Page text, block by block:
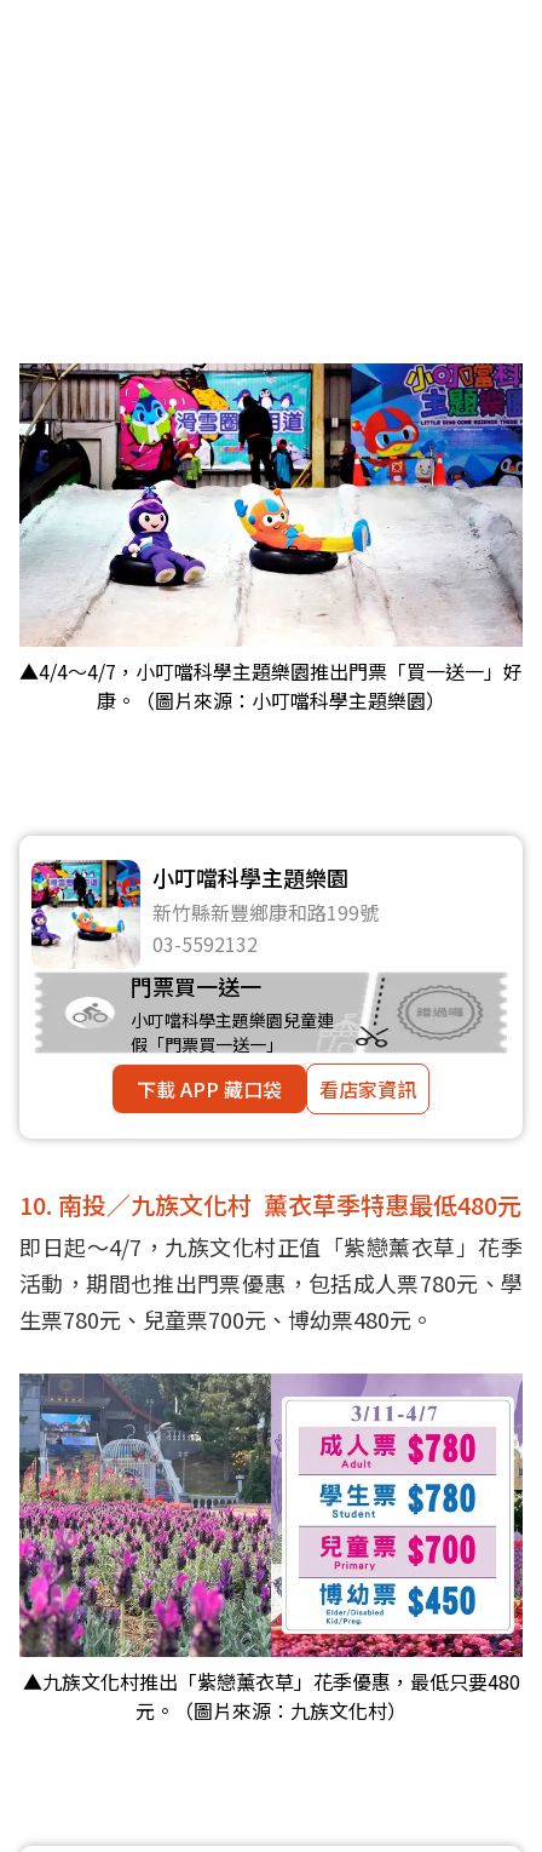
▲4/4～4/7，小叮噹科學主題樂園推出門票「買一送一」好
康。（圖片來源：小叮噹科學主題樂園）
小叮噹科學主題樂園
新竹縣新豐鄉康和路199號
03-5592132
門票買一送一
小叮噹科學主題樂園兒童連
假「門票買一送一」
下載 APP 藏口袋 看店家資訊
10. 南投／九族文化村 薰衣草季特惠最低480元
即日起～4/7，九族文化村正值「紫戀薰衣草」花季
活動，期間也推出門票優惠，包括成人票780元、學
生票780元、兒童票700元、博幼票480元。
▲九族文化村推出「紫戀薰衣草」花季優惠，最低只要480
元。（圖片來源：九族文化村）